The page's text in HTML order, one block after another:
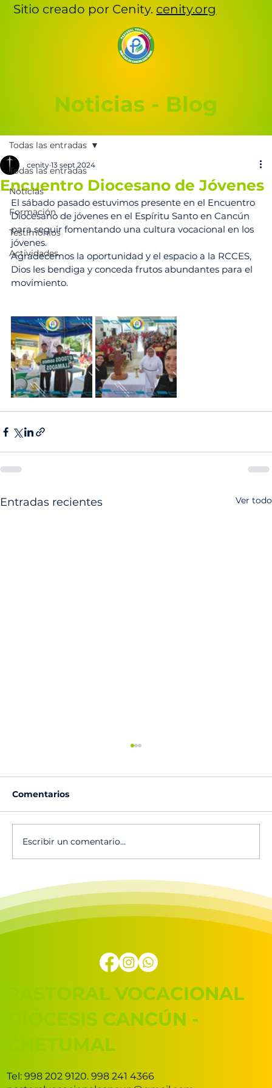
Sitio creado por Cenity. cenity.org
Noticias - Blog
Todas las entradas
Noticias
Formación
Testimonios
Actividades
Todas las entradas
Encuentro Diocesano de Jóvenes
cenity 13 sept 2024
El sábado pasado estuvimos presente en el Encuentro
Diocesano de jóvenes en el Espíritu Santo en Cancún
para seguir fomentando una cultura vocacional en los
jóvenes.
Agradecemos la oportunidad y el espacio a la RCCES,
Dios les bendiga y conceda frutos abundantes para el
movimiento.
Entradas recientes Ver todo
🔥Escucha el canto vocacional 2025
en Spotify!
Comentarios
Escribir un comentario...
PASTORAL VOCACIONAL
DIÓCESIS CANCÚN -
CHETUMAL
Tel: 998 202 9120. 998 241 4366